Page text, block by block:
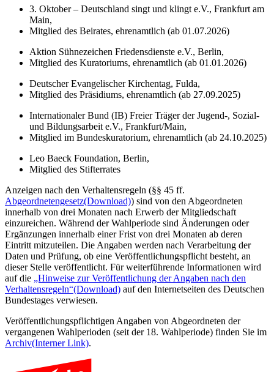
3. Oktober – Deutschland singt und klingt e.V., Frankfurt am
Main,
Mitglied des Beirates, ehrenamtlich (ab 01.07.2026)
Aktion Sühnezeichen Friedensdienste e.V., Berlin,
Mitglied des Kuratoriums, ehrenamtlich (ab 01.01.2026)
Deutscher Evangelischer Kirchentag, Fulda,
Mitglied des Präsidiums, ehrenamtlich (ab 27.09.2025)
Internationaler Bund (IB) Freier Träger der Jugend-, Sozial-
und Bildungsarbeit e.V., Frankfurt/Main,
Mitglied im Bundeskuratorium, ehrenamtlich (ab 24.10.2025)
Leo Baeck Foundation, Berlin,
Mitglied des Stifterrates
Anzeigen nach den Verhaltensregeln (§§ 45 ff.
Abgeordnetengesetz(Download)) sind von den Abgeordneten
innerhalb von drei Monaten nach Erwerb der Mitgliedschaft
einzureichen. Während der Wahlperiode sind Änderungen oder
Ergänzungen innerhalb einer Frist von drei Monaten ab deren
Eintritt mitzuteilen. Die Angaben werden nach Verarbeitung der
Daten und Prüfung, ob eine Veröffentlichungspflicht besteht, an
dieser Stelle veröffentlicht. Für weiterführende Informationen wird
auf die „Hinweise zur Veröffentlichung der Angaben nach den
Verhaltensregeln“(Download) auf den Internetseiten des Deutschen
Bundestages verwiesen.
Veröffentlichungspflichtigen Angaben von Abgeordneten der
vergangenen Wahlperioden (seit der 18. Wahlperiode) finden Sie im
Archiv(Interner Link).